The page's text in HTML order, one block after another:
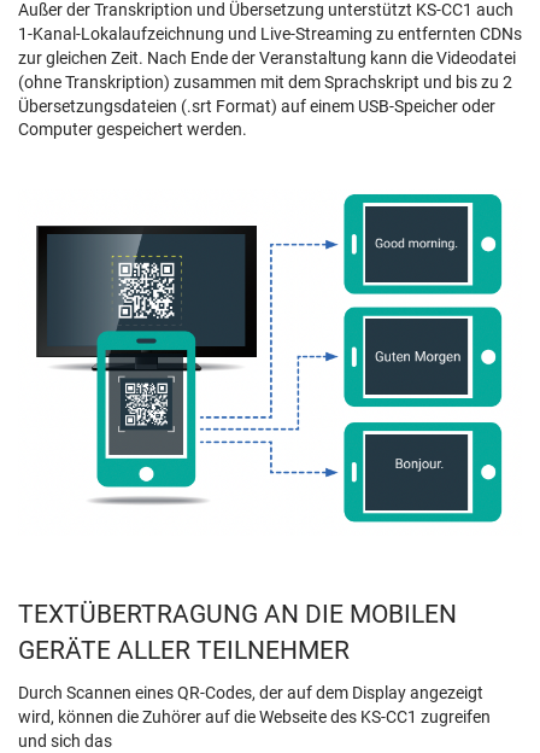
Außer der Transkription und Übersetzung unterstützt KS-CC1 auch
1-Kanal-Lokalaufzeichnung und Live-Streaming zu entfernten CDNs
zur gleichen Zeit. Nach Ende der Veranstaltung kann die Videodatei
(ohne Transkription) zusammen mit dem Sprachskript und bis zu 2
Übersetzungsdateien (.srt Format) auf einem USB-Speicher oder
Computer gespeichert werden.
TEXTÜBERTRAGUNG AN DIE MOBILEN
GERÄTE ALLER TEILNEHMER
Durch Scannen eines QR-Codes, der auf dem Display angezeigt
wird, können die Zuhörer auf die Webseite des KS-CC1 zugreifen
und sich das